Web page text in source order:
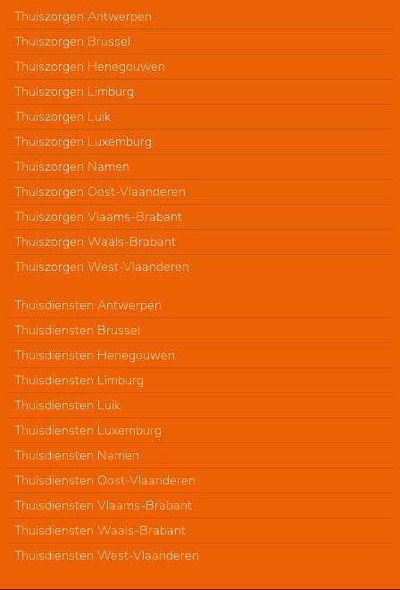
Thuiszorgen Antwerpen
Thuiszorgen Brussel
Thuiszorgen Henegouwen
Thuiszorgen Limburg
Thuiszorgen Luik
Thuiszorgen Luxemburg
Thuiszorgen Namen
Thuiszorgen Oost-Vlaanderen
Thuiszorgen Vlaams-Brabant
Thuiszorgen Waals-Brabant
Thuiszorgen West-Vlaanderen
Thuisdiensten Antwerpen
Thuisdiensten Brussel
Thuisdiensten Henegouwen
Thuisdiensten Limburg
Thuisdiensten Luik
Thuisdiensten Luxemburg
Thuisdiensten Namen
Thuisdiensten Oost-Vlaanderen
Thuisdiensten Vlaams-Brabant
Thuisdiensten Waals-Brabant
Thuisdiensten West-Vlaanderen